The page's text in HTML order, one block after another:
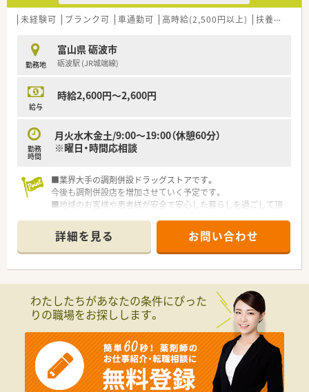
未経験可 ブランク可 車通勤可 高時給(2,500円以上) 扶養内勤務OK
勤務地
富山県 砺波市
砺波駅 (JR城端線)
給与
時給2,600円～2,600円
勤務
時間
月火水木金土/9:00～19:00（休憩60分）
※曜日・時間応相談
■業界大手の調剤併設ドラッグストアです。
今後も調剤併設店を増加させていく予定です。
■地域のお客様や患者様が安全で安心した暮らしを過ごして頂
献します。
■社内研修、各種外部研修、管理職研修、Ｅラーニング研修、薬剤
師として確実にスキルアップできる教育プログラムがありま
す。
詳細を見る お問い合わせ
わたしたちがあなたの条件にぴった
りの職場をお探しします。